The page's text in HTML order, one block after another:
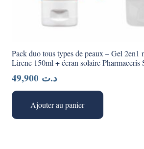
Pack duo tous types de peaux – Gel 2en1
Lirene 150ml + écran solaire Pharmaceris
د.ت
Ajouter au panier